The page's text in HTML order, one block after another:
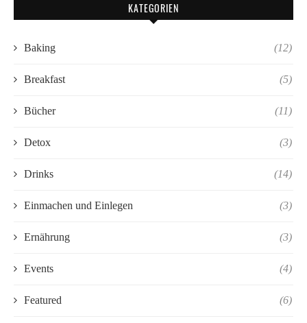
KATEGORIEN
Baking (12)
Breakfast (5)
Bücher (11)
Detox (3)
Drinks (14)
Einmachen und Einlegen (3)
Ernährung (3)
Events (4)
Featured (6)